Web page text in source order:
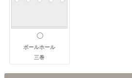
ポールホール
三巻